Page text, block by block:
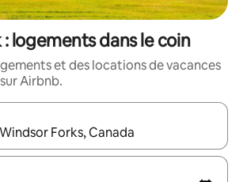
logements dans le coin
et des locations de vacances
Airbnb.
sont affichés, parcourez-les en utilisant